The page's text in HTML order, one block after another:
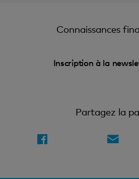
Connaissances
Inscription à la
Partagez la